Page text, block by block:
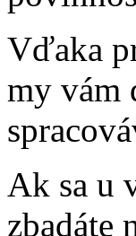
Vďaka
my vám
Ak sa u
zbadáte